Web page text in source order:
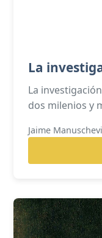
La
La
dos milenios y
Jaime